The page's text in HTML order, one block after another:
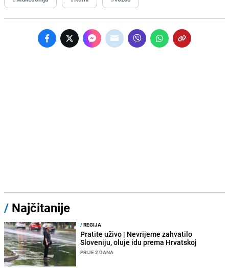
/ Najčitanije
/REGIJA
Pratite uživo | Nevrijeme zahvatilo
Sloveniju, oluje idu prema Hrvatskoj
PRIJE 2 DANA